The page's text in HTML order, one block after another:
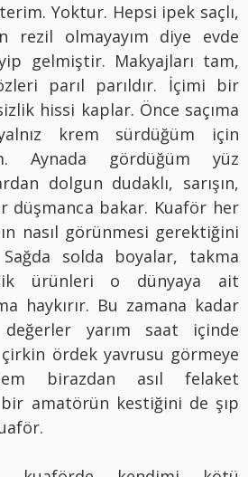
Yoktur. Hepsi ipek saçlı,
rezil olmayayım diye evde
gelmiştir. Makyajları tam,
parıl parıldır. İçimi bir
hissi kaplar. Önce saçıma
krem sürdüğüm için
Aynada gördüğüm yüz
dolgun dudaklı, sarışın,
düşmanca bakar. Kuaför her
nasıl görünmesi gerektiğini
solda boyalar, takma
ürünleri o dünyaya ait
haykırır. Bu zamana kadar
değerler yarım saat içinde
çirkin ördek yavrusu görmeye
Hem birazdan asıl felaket
bir amatörün kestiğini de şıp